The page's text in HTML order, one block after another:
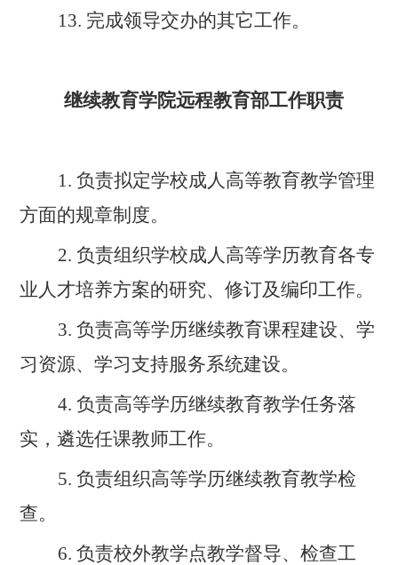
13. 完成领导交办的其它工作。
继续教育学院远程教育部工作职责
1.负责拟定学校成人高等教育教学管理
方面的规章制度。
2.负责组织学校成人高等学历教育各专
业人才培养方案的研究、修订及编印工作。
3.负责高等学历继续教育课程建设、学
习资源、学习支持服务系统建设。
4.负责高等学历继续教育教学任务落
实，遴选任课教师工作。
5.负责组织高等学历继续教育教学检
查。
6.负责校外教学点教学督导、检查工